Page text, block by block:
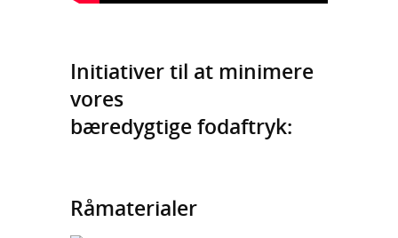
Initiativer til at minimere
vores
bæredygtige fodaftryk:
Råmaterialer